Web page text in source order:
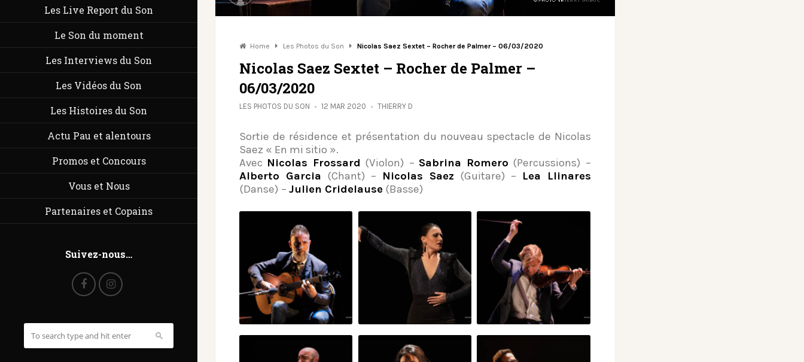
Les Live Report du Son
Le Son du moment
Les Interviews du Son
Les Vidéos du Son
Les Histoires du Son
Actu Pau et alentours
Promos et Concours
Vous et Nous
Partenaires et Copains
Suivez-nous…
Home Les Photos du Son Nicolas Saez Sextet – Rocher de Palmer – 06/03/2020
Nicolas Saez Sextet – Rocher de Palmer –
06/03/2020
LES PHOTOS DU SON 12 MAR 2020 THIERRY D
Sortie de résidence et présentation du nouveau spectacle de Nicolas
Saez « En mi sitio ».
Avec Nicolas Frossard (Violon) – Sabrina Romero (Percussions) –
Alberto Garcia (Chant) – Nicolas Saez (Guitare) – Lea Llinares
(Danse) – Julien Cridelause (Basse)